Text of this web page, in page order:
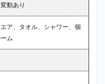
動あり
ア、タオル、シャワー、個
ム